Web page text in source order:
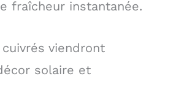
fraîcheur instantanée.
viendront
solaire et